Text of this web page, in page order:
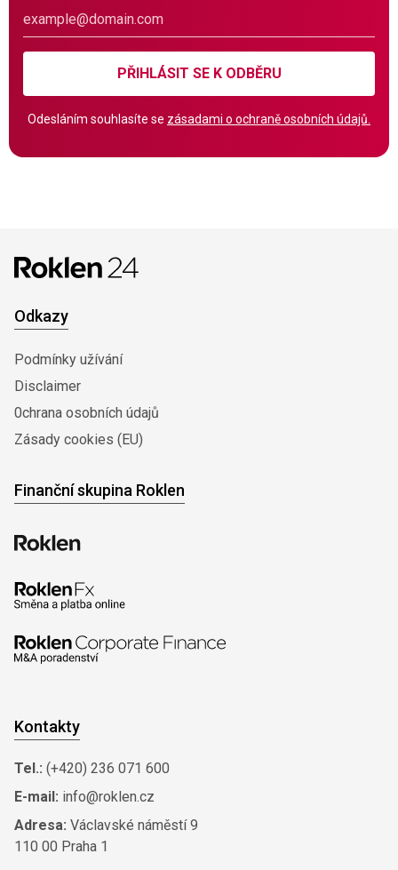
PŘIHLÁSIT SE K ODBĚRU
Odesláním souhlasíte se zásadami o ochraně osobních údajů.
Odkazy
Podmínky užívání
Disclaimer
0chrana osobních údajů
Zásady cookies (EU)
Finanční skupina Roklen
Kontakty
Tel.: (+420) 236 071 600
E-mail: info@roklen.cz
Adresa: Václavské náměstí 9
110 00 Praha 1